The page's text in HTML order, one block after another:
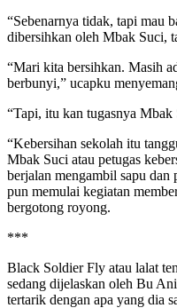
“Sebenarnya tidak, tapi mau
dibersihkan oleh Mbak Suci,
“Mari kita bersihkan. Masih
berbunyi,” ucapku
“Tapi, itu kan tugasnya
“Kebersihan sekolah itu
Mbak Suci atau petugas
berjalan mengambil sapu
pun memulai kegiatan
bergotong royong.
***
Black Soldier Fly atau lalat
sedang dijelaskan oleh Bu
tertarik dengan apa yang dia